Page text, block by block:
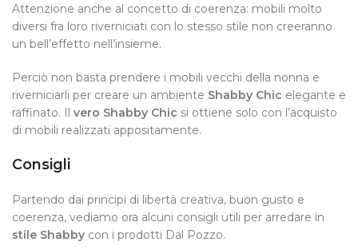
Attenzione anche al concetto di coerenza: mobili molto
diversi fra loro riverniciati con lo stesso stile non creeranno
un bell’effetto nell’insieme.
Perciò non basta prendere i mobili vecchi della nonna e
riverniciarli per creare un ambiente Shabby Chic elegante e
raffinato. Il vero Shabby Chic si ottiene solo con l’acquisto
di mobili realizzati appositamente.
Consigli
Partendo dai principi di libertà creativa, buon gusto e
coerenza, vediamo ora alcuni consigli utili per arredare in
stile Shabby con i prodotti Dal Pozzo.